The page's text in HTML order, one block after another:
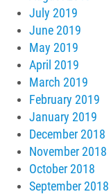
July 2019
June 2019
May 2019
April 2019
March 2019
February 2019
January 2019
December 2018
November 2018
October 2018
September 2018